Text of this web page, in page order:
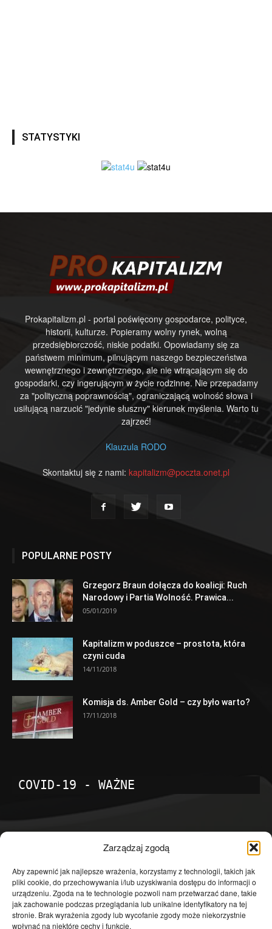
Zarządzaj zgodą
Aby zapewnić jak najlepsze wrażenia, korzystamy z technologii, takich jak
pliki cookie, do przechowywania i/lub uzyskiwania dostępu do informacji o
urządzeniu. Zgoda na te technologie pozwoli nam przetwarzać dane, takie
jak zachowanie podczas przeglądania lub unikalne identyfikatory na tej
stronie. Brak wyrażenia zgody lub wycofanie zgody może niekorzystnie
wpłynąć na niektóre cechy i funkcje.
STATYSTYKI
Prokapitalizm.pl - portal poświęcony gospodarce, polityce,
historii, kulturze. Popieramy wolny rynek, wolną
przedsiębiorczość, niskie podatki. Opowiadamy się za
państwem minimum, pilnującym naszego bezpieczeństwa
wewnętrznego i zewnętrznego, ale nie wtrącającym się do
gospodarki, czy ingerującym w życie rodzinne. Nie przepadamy
za "polityczną poprawnością", ograniczającą wolność słowa i
usiłującą narzucić "jedynie słuszny" kierunek myślenia. Warto tu
zajrzeć!
Klauzula RODO
Skontaktuj się z nami: kapitalizm@poczta.onet.pl
POPULARNE POSTY
Grzegorz Braun dołącza do koalicji: Ruch
Narodowy i Partia Wolność. Prawica...
05/01/2019
Kapitalizm w poduszce – prostota, która
czyni cuda
14/11/2018
Komisja ds. Amber Gold – czy było warto?
17/11/2018
COVID-19 - WAŻNE
Temat dnia
4601
Publicystyka
4363
Polityka
3639
Polska